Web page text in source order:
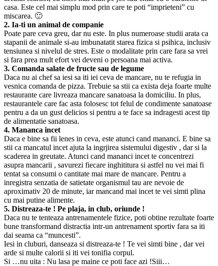
casa. Este cel mai simplu mod prin care te poti “imprieteni” cu
miscarea. 🙂
2. Ia-ti un animal de companie
Poate pare ceva greu, dar nu este. In plus numeroase studii arata ca
stapanii de animale si-au imbunatatit starea fizica si psihica, inclusiv
tensiunea si nivelul de stres. Este o modalitate prin care fara sa vrei
si fara prea mult efort vei deveni o persoana mai activa.
3. Comanda salate de fructe sau de legume
Daca nu ai chef sa iesi sa iti iei ceva de mancare, nu te refugia in
vesnica comanda de pizza. Trebuie sa stii ca exista deja foarte multe
restaurante care livreaza mancare sanatoasa la domiciliu. In plus,
restaurantele care fac asta folosesc tot felul de condimente sanatoase
pentru a da un gust delicios si pentru a te face sa indragesti acest tip
de alimentatie sanatoasa.
4. Mananca incet
Daca e bine sa fii lenes in ceva, este atunci cand mananci. E bine sa
stii ca mancatul incet ajuta la ingrjirea sistemului digestiv , dar si la
scaderea in greutate. Atunci cand mananci incet te concentrezi
asupra mancarii , savurezi fiecare inghititura si astfel nu vei mai fi
tentat sa consumi o cantitate mai mare de mancare. Pentru a
inregistra senzatia de satietate organismul tau are nevoie de
aproximativ 20 de minute, iar mancand mai incet te vei simti plina
cu mai putine alimente.
5. Distreaza-te ! Pe plaja, in club, oriunde !
Daca nu te tenteaza antrenamentele fizice, poti obtine rezultate foarte
bune transformand distractia intr-un antrenament sportiv fara sa iti
dai seama ca “muncesti”.
Iesi in cluburi, danseaza si distreaza-te ! Te vei simti bine , dar vei
arde si multe calorii si iti vei tonifia corpul.
Si …nu uita : Nu lasa pe maine ce poti face azi !Siii…